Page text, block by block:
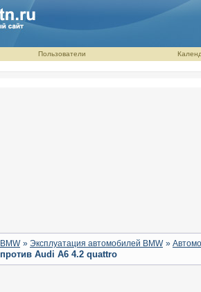
Пользователи
» Эксплуатация автомобилей BMW »
Audi A6 4.2 quattro